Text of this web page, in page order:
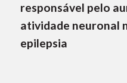
responsável pelo
atividade neuronal
epilepsia